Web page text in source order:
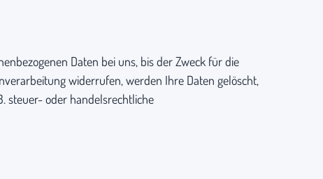
Daten bei uns, bis der Zweck für die
widerrufen, werden Ihre Daten gelöscht,
steuer- oder handelsrechtliche